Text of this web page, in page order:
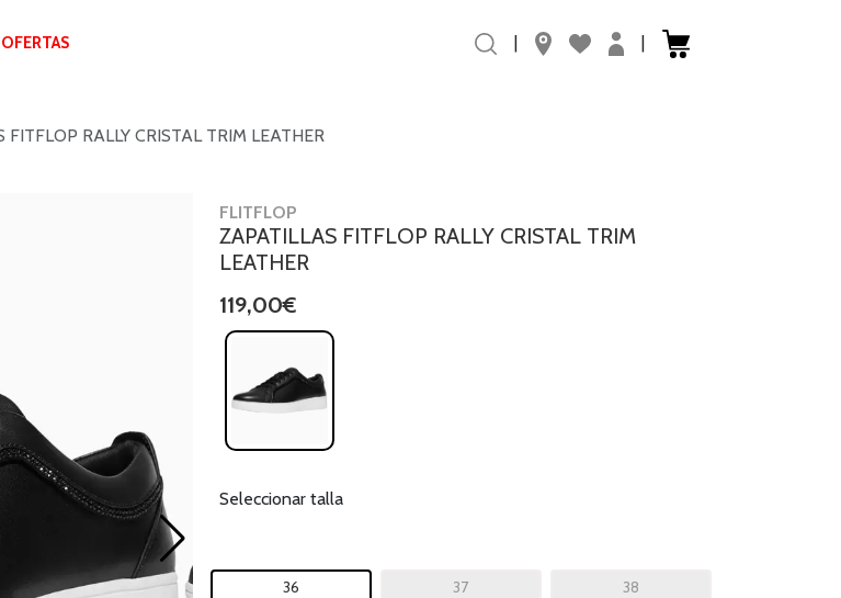
OFERTAS | |
FITFLOP RALLY CRISTAL TRIM LEATHER
FLITFLOP
ZAPATILLAS FITFLOP RALLY CRISTAL TRIM
LEATHER
119,00€
Seleccionar talla
36 37 38